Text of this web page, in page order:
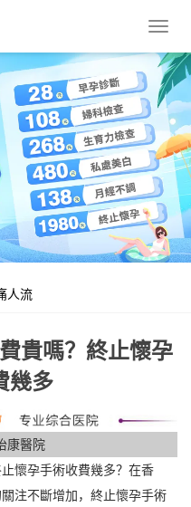
導
菜
單
人流
貴嗎？終止懷孕
幾多
康醫院
懷孕手術收費幾多？在香
注不斷增加，終止懷孕手術